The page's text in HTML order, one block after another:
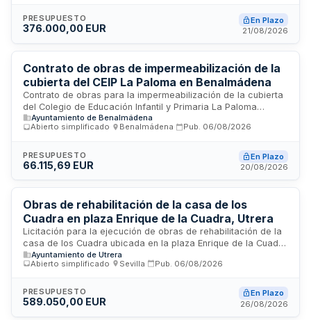
incluyen los trabajos necesarios para adecuar la
infraestructura al nuevo modelo de cuidados de larga
discapacidad. El procedimiento de contratación es abierto
simplificado con tramitación urgente.
PRESUPUESTO
376.000,00 EUR
En Plazo
21/08/2026
Contrato de obras de impermeabilización de la
cubierta del CEIP La Paloma en Benalmádena
Contrato de obras para la impermeabilización de la cubierta
del Colegio de Educación Infantil y Primaria La Paloma
ubicado en el municipio de Benalmádena. El contrato se rige
conforme a la Ley de Contratos del Sector Público y
comprobación del replanteo, el programa de trabajo, la
dirección e inspección de obra, hasta la recepción final y
condiciones técnicas, económicas y de ejecución se
detallan en los anexos correspondientes del pliego.
Ayuntamiento de Benalmádena
Abierto simplificado
Benalmádena Pub. 06/08/2026
PRESUPUESTO
66.115,69 EUR
En Plazo
20/08/2026
Obras de rehabilitación de la casa de los
Cuadra en plaza Enrique de la Cuadra, Utrera
Licitación para la ejecución de obras de rehabilitación de la
casa de los Cuadra ubicada en la plaza Enrique de la Cuadra
número 8 de Utrera, Sevilla. El proyecto comprende la fase 0
y fase 1 parcial de las actuaciones de rehabilitación del
del Programa de Cooperación General del Plan Provincial
Más Sevilla. Se regula el régimen de ejecución del contrato
Ayuntamiento de Utrera
Abierto simplificado
Sevilla Pub. 06/08/2026
PRESUPUESTO
589.050,00 EUR
En Plazo
26/08/2026